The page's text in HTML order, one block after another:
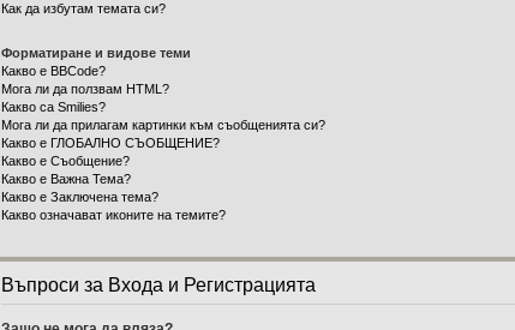
Как да избутам темата си?
Форматиране и видове теми
Какво е BBCode?
Мога ли да ползвам HTML?
Какво са Smilies?
Мога ли да прилагам картинки към съобщенията си?
Какво е ГЛОБАЛНО СЪОБЩЕНИЕ?
Какво е Съобщение?
Какво е Важна Тема?
Какво е Заключена тема?
Какво означават иконите на темите?
Въпроси за Входа и Регистрацията